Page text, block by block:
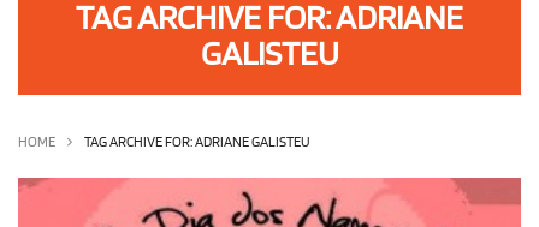
OLHA ISSO! EU QUERO!
TAG ARCHIVE FOR: ADRIANE
GALISTEU
HOME TAG ARCHIVE FOR: ADRIANE GALISTEU